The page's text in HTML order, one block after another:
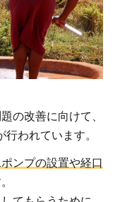
の改善に向けて、
われています。
ンプの設置や経口